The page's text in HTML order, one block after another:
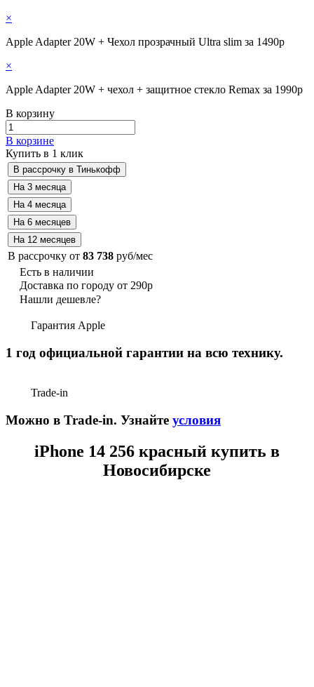
×
Apple Adapter 20W + Чехол прозрачный Ultra slim за 1490р
×
Apple Adapter 20W + чехол + защитное стекло Remax за 1990р
В корзину
В корзине
Купить в 1 клик
В рассрочку от 83 738 руб/мес
Есть в наличии
Доставка по городу от 290р
Нашли дешевле?
Гарантия Apple
1 год официальной гарантии на всю технику.
Trade-in
Можно в Trade-in. Узнайте условия
iPhone 14 256 красный купить в
Новосибирске